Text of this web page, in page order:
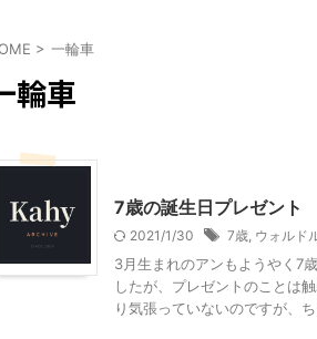
> 一輪車
輪車
7歳の誕生日プレゼント
2021/1/30 7歳 ウォルド
3月生まれのアンもようやく7
したが、プレゼントのことは
り気張っていないのですが、